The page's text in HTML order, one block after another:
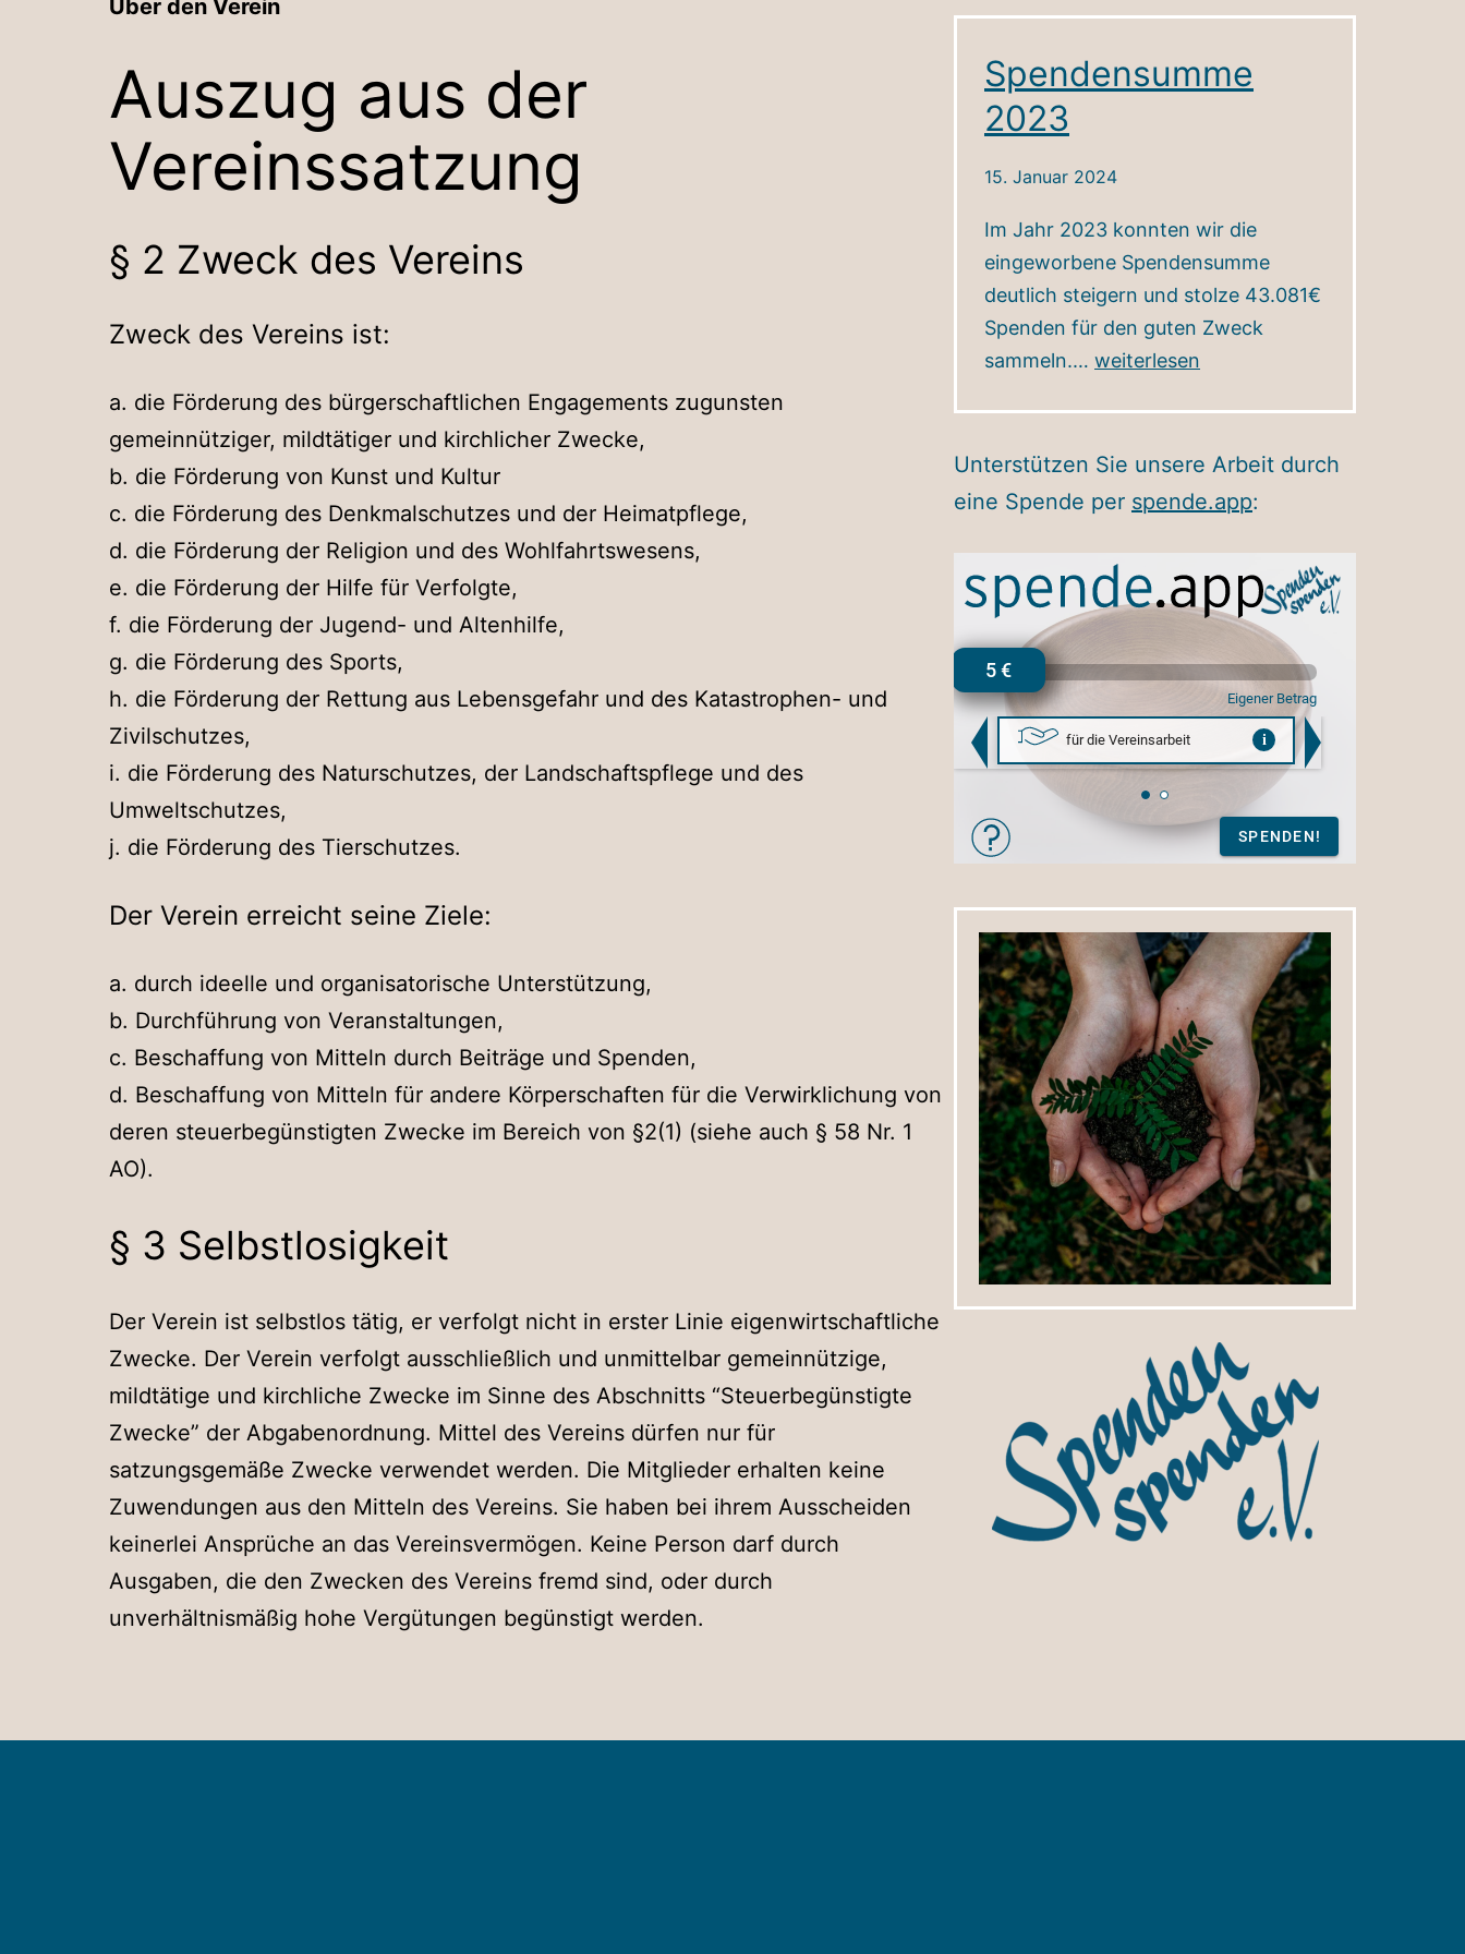
Über den Verein
Auszug aus der
Vereinssatzung
§ 2 Zweck des Vereins
Zweck des Vereins ist:
a. die Förderung des bürgerschaftlichen Engagements zugunsten
gemeinnütziger, mildtätiger und kirchlicher Zwecke,
b. die Förderung von Kunst und Kultur
c. die Förderung des Denkmalschutzes und der Heimatpflege,
d. die Förderung der Religion und des Wohlfahrtswesens,
e. die Förderung der Hilfe für Verfolgte,
f. die Förderung der Jugend- und Altenhilfe,
g. die Förderung des Sports,
h. die Förderung der Rettung aus Lebensgefahr und des Katastrophen- und
Zivilschutzes,
i. die Förderung des Naturschutzes, der Landschaftspflege und des
Umweltschutzes,
j. die Förderung des Tierschutzes.
Der Verein erreicht seine Ziele:
a. durch ideelle und organisatorische Unterstützung,
b. Durchführung von Veranstaltungen,
c. Beschaffung von Mitteln durch Beiträge und Spenden,
d. Beschaffung von Mitteln für andere Körperschaften für die Verwirklichung von
deren steuerbegünstigten Zwecke im Bereich von §2(1) (siehe auch § 58 Nr. 1
AO).
§ 3 Selbstlosigkeit
Der Verein ist selbstlos tätig, er verfolgt nicht in erster Linie eigenwirtschaftliche
Zwecke. Der Verein verfolgt ausschließlich und unmittelbar gemeinnützige,
mildtätige und kirchliche Zwecke im Sinne des Abschnitts “Steuerbegünstigte
Zwecke” der Abgabenordnung. Mittel des Vereins dürfen nur für
satzungsgemäße Zwecke verwendet werden. Die Mitglieder erhalten keine
Zuwendungen aus den Mitteln des Vereins. Sie haben bei ihrem Ausscheiden
keinerlei Ansprüche an das Vereinsvermögen. Keine Person darf durch
Ausgaben, die den Zwecken des Vereins fremd sind, oder durch
unverhältnismäßig hohe Vergütungen begünstigt werden.
Spendensumme
2023
15. Januar 2024
Im Jahr 2023 konnten wir die
eingeworbene Spendensumme
deutlich steigern und stolze 43.081€
Spenden für den guten Zweck
sammeln.… Spendensumme
weiterlesen
Unterstützen Sie unsere Arbeit durch
eine Spende per spende.app: